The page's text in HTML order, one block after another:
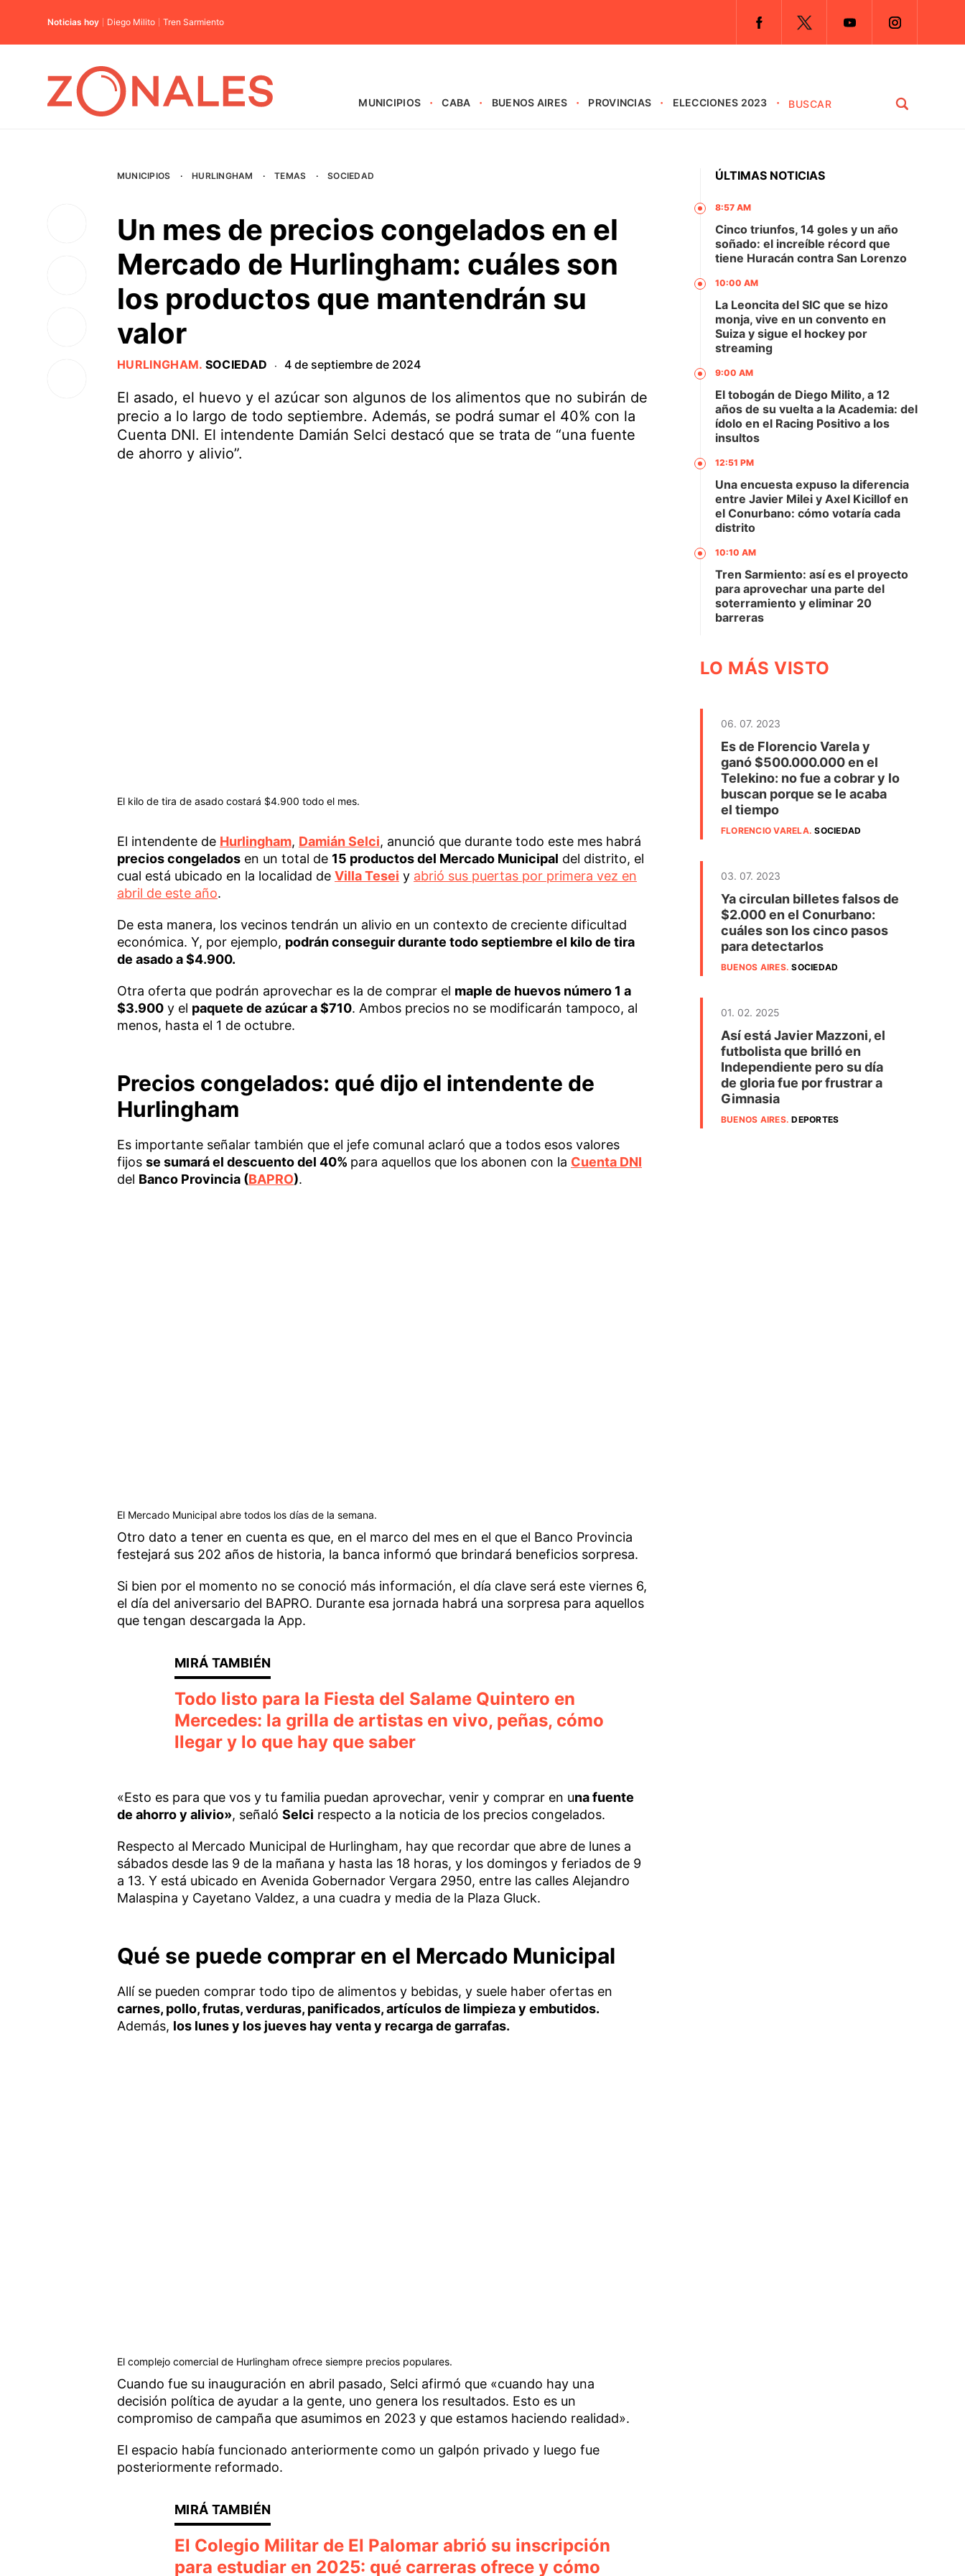
Noticias hoy Diego Milito Tren Sarmiento
MUNICIPIOS CABA BUENOS AIRES PROVINCIAS ELECCIONES 2023
MUNICIPIOS · HURLINGHAM · TEMAS · SOCIEDAD
Un mes de precios congelados en el
Mercado de Hurlingham: cuáles son
los productos que mantendrán su
valor
HURLINGHAM. SOCIEDAD · 4 de septiembre de 2024
El asado, el huevo y el azúcar son algunos de los alimentos que no subirán de
precio a lo largo de todo septiembre. Además, se podrá sumar el 40% con la
Cuenta DNI. El intendente Damián Selci destacó que se trata de “una fuente
de ahorro y alivio”.
El kilo de tira de asado costará $4.900 todo el mes.
El intendente de Hurlingham, Damián Selci, anunció que durante todo este mes habrá
precios congeladosen un total de 15 productos del Mercado Municipal del distrito, el
cual está ubicado en la localidad de Villa Tesei y abrió sus puertas por primera vez en
abril de este año.
De esta manera, los vecinos tendrán un alivio en un contexto de creciente dificultad
económica. Y, por ejemplo, podrán conseguir durante todo septiembre el kilo de tira
de asado a $4.900.
Otra oferta que podrán aprovechar es la de comprar el maple de huevos número 1 a
$3.900y el paquete de azúcar a $710. Ambos precios no se modificarán tampoco, al
menos, hasta el 1 de octubre.
Precios congelados: qué dijo el intendente de
Hurlingham
Es importante señalar también que el jefe comunal aclaró que a todos esos valores
fijos se sumará el descuento del 40% para aquellos que los abonen con la Cuenta DNI
del Banco Provincia (BAPRO).
El Mercado Municipal abre todos los días de la semana.
Otro dato a tener en cuenta es que, en el marco del mes en el que el Banco Provincia
festejará sus 202 años de historia, la banca informó que brindará beneficios sorpresa.
Si bien por el momento no se conoció más información, el día clave será este viernes 6,
el día del aniversario del BAPRO. Durante esa jornada habrá una sorpresa para aquellos
que tengan descargada la App.
Todo listo para la Fiesta del Salame Quintero en
Mercedes: la grilla de artistas en vivo, peñas, cómo
llegar y lo que hay que saber
«Esto es para que vos y tu familia puedan aprovechar, venir y comprar en una fuente
de ahorro y alivio», señaló Selci respecto a la noticia de los precios congelados.
Respecto al Mercado Municipal de Hurlingham, hay que recordar que abre de lunes a
sábados desde las 9 de la mañana y hasta las 18 horas, y los domingos y feriados de 9
a 13. Y está ubicado en Avenida Gobernador Vergara 2950, entre las calles Alejandro
Malaspina y Cayetano Valdez, a una cuadra y media de la Plaza Gluck.
Qué se puede comprar en el Mercado Municipal
Allí se pueden comprar todo tipo de alimentos y bebidas, y suele haber ofertas en
carnes, pollo, frutas, verduras, panificados, artículos de limpieza y embutidos.
Además, los lunes y los jueves hay venta y recarga de garrafas.
El complejo comercial de Hurlingham ofrece siempre precios populares.
Cuando fue su inauguración en abril pasado, Selci afirmó que «cuando hay una
decisión política de ayudar a la gente, uno genera los resultados. Esto es un
compromiso de campaña que asumimos en 2023 y que estamos haciendo realidad».
El espacio había funcionado anteriormente como un galpón privado y luego fue
posteriormente reformado.
El Colegio Militar de El Palomar abrió su inscripción
para estudiar en 2025: qué carreras ofrece y cómo
ÚLTIMAS NOTICIAS
8:57 AM
Cinco triunfos, 14 goles y un año
soñado: el increíble récord que
tiene Huracán contra San Lorenzo
10:00 AM
La Leoncita del SIC que se hizo
monja, vive en un convento en
Suiza y sigue el hockey por
streaming
9:00 AM
El tobogán de Diego Milito, a 12
años de su vuelta a la Academia: del
ídolo en el Racing Positivo a los
insultos
12:51 PM
Una encuesta expuso la diferencia
entre Javier Milei y Axel Kicillof en
el Conurbano: cómo votaría cada
distrito
10:10 AM
Tren Sarmiento: así es el proyecto
para aprovechar una parte del
soterramiento y eliminar 20
barreras
LO MÁS VISTO
06. 07. 2023
Es de Florencio Varela y
ganó $500.000.000 en el
Telekino: no fue a cobrar y lo
buscan porque se le acaba
el tiempo
FLORENCIO VARELA.SOCIEDAD
03. 07. 2023
Ya circulan billetes falsos de
$2.000 en el Conurbano:
cuáles son los cinco pasos
para detectarlos
BUENOS AIRES.SOCIEDAD
01. 02. 2025
Así está Javier Mazzoni, el
futbolista que brilló en
Independiente pero su día
de gloria fue por frustrar a
Gimnasia
BUENOS AIRES.DEPORTES